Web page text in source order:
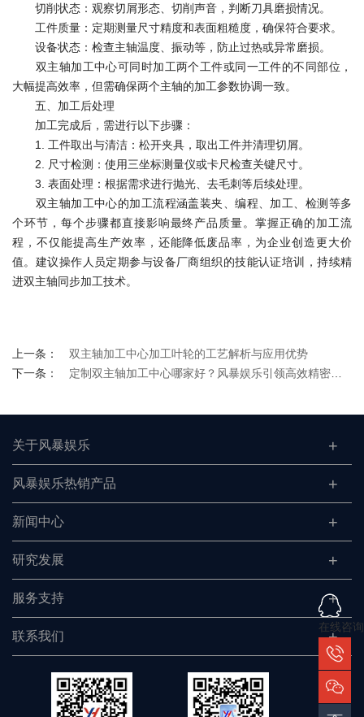
切削状态：观察切屑形态、切削声音，判断刀具磨损情况。
工件质量：定期测量尺寸精度和表面粗糙度，确保符合要求。
设备状态：检查主轴温度、振动等，防止过热或异常磨损。
双主轴加工中心可同时加工两个工件或同一工件的不同部位，
大幅提高效率，但需确保两个主轴的加工参数协调一致。
五、加工后处理
加工完成后，需进行以下步骤：
1. 工件取出与清洁：松开夹具，取出工件并清理切屑。
2. 尺寸检测：使用三坐标测量仪或卡尺检查关键尺寸。
3. 表面处理：根据需求进行抛光、去毛刺等后续处理。
双主轴加工中心的加工流程涵盖装夹、编程、加工、检测等多
个环节，每个步骤都直接影响最终产品质量。掌握正确的加工流
程，不仅能提高生产效率，还能降低废品率，为企业创造更大价
值。建议操作人员定期参与设备厂商组织的技能认证培训，持续精
进双主轴同步加工技术。
上一条：
双主轴加工中心加工叶轮的工艺解析与应用优势​
下一条：
定制双主轴加工中心哪家好？风暴娱乐引领高效精密加工新趋势
关于风暴娱乐
风暴娱乐热销产品
新闻中心
研究发展
服务支持
联系我们
在线咨询